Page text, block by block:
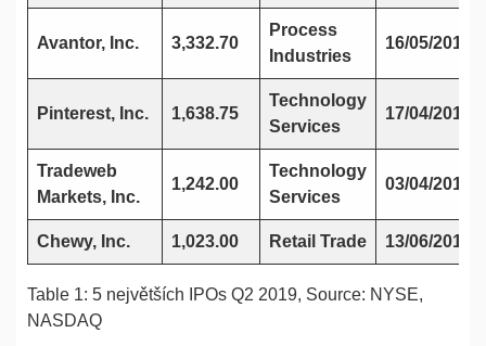
Avantor, Inc. 3,332.70
Process
Industries
16/05/2019
Pinterest, Inc. 1,638.75
Technology
Services
17/04/2019
Tradeweb
Markets, Inc.
1,242.00
Technology
Services
03/04/2019
Chewy, Inc. 1,023.00 Retail Trade 13/06/2019
Table 1: 5 největších IPOs Q2 2019, Source: NYSE,
NASDAQ